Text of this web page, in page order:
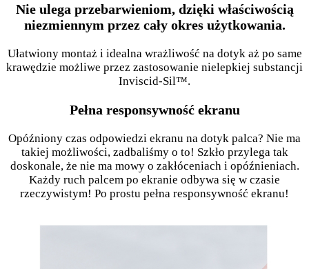
Nie ulega przebarwieniom, dzięki właściwością
niezmiennym przez cały okres użytkowania.
Ułatwiony montaż i idealna wrażliwość na dotyk aż po same
krawędzie możliwe przez zastosowanie nielepkiej substancji
Inviscid-Sil™.
Pełna responsywność ekranu
Opóźniony czas odpowiedzi ekranu na dotyk palca? Nie ma
takiej możliwości, zadbaliśmy o to! Szkło przylega tak
doskonale, że nie ma mowy o zakłóceniach i opóźnieniach.
Każdy ruch palcem po ekranie odbywa się w czasie
rzeczywistym! Po prostu pełna responsywność ekranu!